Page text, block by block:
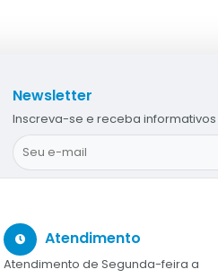
Atendimento
Atendimento de Segunda-feira a
Newsletter
Inscreva-se e receba informativos